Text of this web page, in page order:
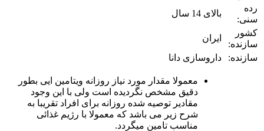
رده
سنی:
بالای 14 سال
کشور
سازنده:
ایران
سازنده:
داروسازی دانا
معمولا مقدار مورد نیاز روزانه ویتامین ایی بطور
دقیق مشخص نگردیده است ولی با این وجود
مقادیر توصیه شده روزانه برای افراد تقریبا به
شرح زیر می باشد که معمولا با رژیم غذائی
مناسب تامین میگردد.